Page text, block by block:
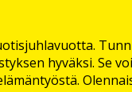
hyväksi. Se